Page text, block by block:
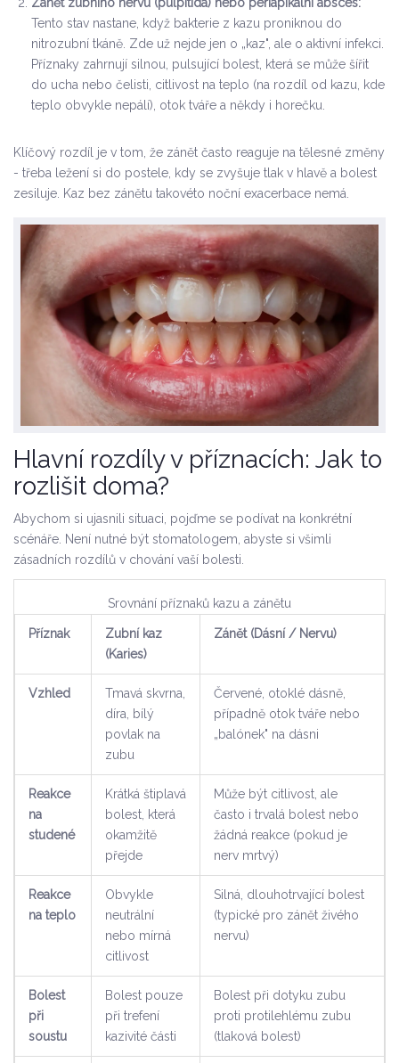
Tento stav nastane, když bakterie z kazu proniknou do
nitrozubní tkáně. Zde už nejde jen o „kaz", ale o aktivní infekci.
Příznaky zahrnují silnou, pulsující bolest, která se může šířit
do ucha nebo čelisti, citlivost na teplo (na rozdíl od kazu, kde
teplo obvykle nepálí), otok tváře a někdy i horečku.
Klíčový rozdíl je v tom, že zánět často reaguje na tělesné změny
- třeba ležení si do postele, kdy se zvyšuje tlak v hlavě a bolest
zesiluje. Kaz bez zánětu takovéto noční exacerbace nemá.
Hlavní rozdíly v příznacích: Jak to
rozlišit doma?
Abychom si ujasnili situaci, pojďme se podívat na konkrétní
scénáře. Není nutné být stomatologem, abyste si všimli
zásadních rozdílů v chování vaší bolesti.
Srovnání příznaků kazu a zánětu
Příznak
Zubní kaz
(Karies)
Zánět (Dásní / Nervu)
Vzhled
Tmavá skvrna,
díra, bílý
povlak na
zubu
Červené, otoklé dásně,
případně otok tváře nebo
„balónek" na dásni
Reakce
na
studené
Krátká štiplavá
bolest, která
okamžitě
přejde
Může být citlivost, ale
často i trvalá bolest nebo
žádná reakce (pokud je
nerv mrtvý)
Reakce
na teplo
Obvykle
neutrální
nebo mírná
citlivost
Silná, dlouhotrvající bolest
(typické pro zánět živého
nervu)
Bolest
při
soustu
Bolest pouze
při trefení
kazivité části
Bolest při dotyku zubu
proti protilehlému zubu
(tlaková bolest)